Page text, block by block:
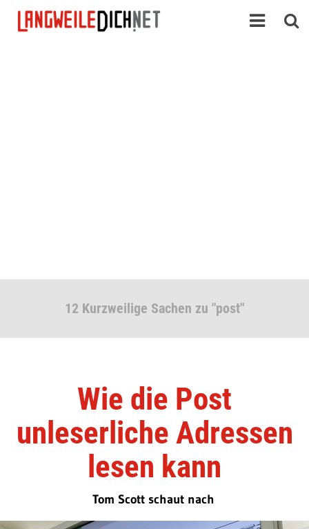
12 Kurzweilige Sachen zu "post"
Wie die Post
unleserliche Adressen
lesen kann
Tom Scott schaut nach